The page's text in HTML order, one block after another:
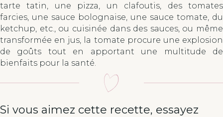
tarte tatin, une pizza, un clafoutis, des tomates
farcies, une sauce bolognaise, une sauce tomate, du
ketchup, etc., ou cuisinée dans des sauces, ou même
transformée en jus, la tomate procure une explosion
de goûts tout en apportant une multitude de
bienfaits pour la santé.
Si vous aimez cette recette, essayez